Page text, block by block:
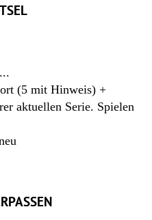
(5 mit Hinweis) +
aktuellen Serie. Spielen